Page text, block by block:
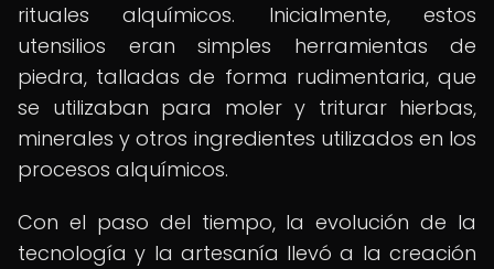
rituales alquímicos. Inicialmente, estos
utensilios eran simples herramientas de
piedra, talladas de forma rudimentaria, que
se utilizaban para moler y triturar hierbas,
minerales y otros ingredientes utilizados en los
procesos alquímicos.
Con el paso del tiempo, la evolución de la
tecnología y la artesanía llevó a la creación